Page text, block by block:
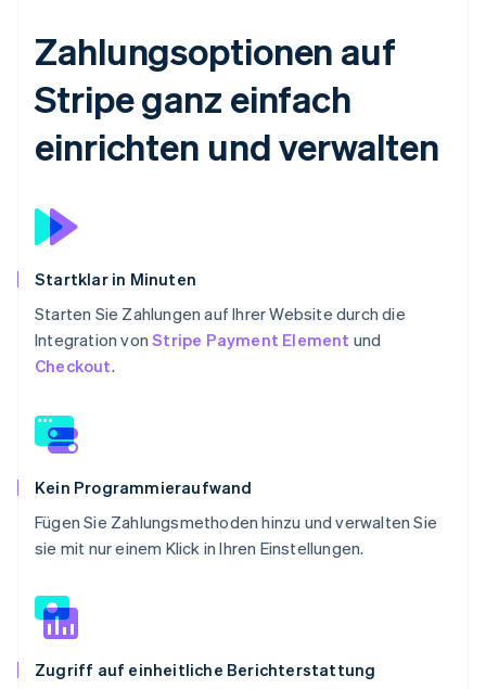
Zahlungsoptionen auf
Stripe ganz einfach
einrichten und verwalten
Startklar in Minuten
Starten Sie Zahlungen auf Ihrer Website durch die
Integration vonStripe Payment Element und
Checkout.
Kein Programmieraufwand
Fügen Sie Zahlungsmethoden hinzu und verwalten Sie
sie mit nur einem Klick in Ihren Einstellungen.
Zugriff auf einheitliche Berichterstattung